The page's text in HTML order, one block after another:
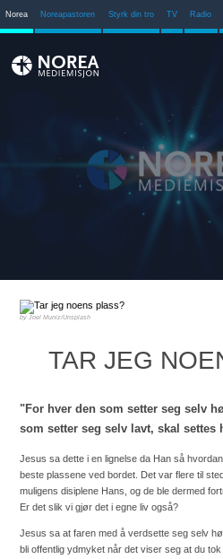
Norea Noreapastoren Styrk din tro TV Radio
Joel Muniz/Unsplash
TAR JEG
"For hver den som setter seg selv
som setter seg selv lavt, skal settes
Jesus sa dette i en lignelse da Han så
beste plassene ved bordet. Det var flere til
muligens disiplene Hans, og de ble dermed
Er det slik vi gjør det i egne liv også?
Jesus sa at faren med å verdsette seg selv
bli offentlig ydmyket når det viser seg at du